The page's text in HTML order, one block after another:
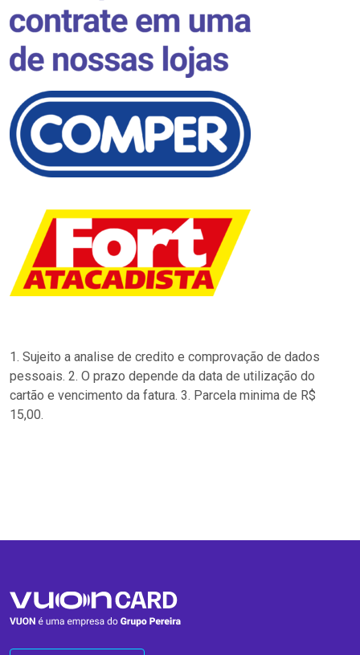
1. Sujeito a analise de credito e comprovação de dados
pessoais. 2. O prazo depende da data de utilização do
cartão e vencimento da fatura. 3. Parcela minima de R$
15,00.